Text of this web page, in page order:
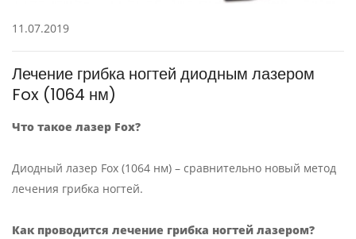
11.07.2019
Лечение грибка ногтей диодным лазером
Fox (1064 нм)
Что такое лазер Fox?
Диодный лазер Fox (1064 нм) – сравнительно новый метод
лечения грибка ногтей.
Как проводится лечение грибка ногтей лазером?